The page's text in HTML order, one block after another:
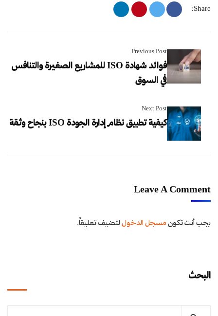
Share:
Previous Post
فوائد شهادة ISO للمشاريع الصغيرة والتنافس
في السوق
Next Post
كيفية تطبيق نظام إدارة الجودة ISO بنجاح وثقة
Leave A Comment
يجب أنت تكونمسجل الدخوللتضيف تعليقاً.
البحث